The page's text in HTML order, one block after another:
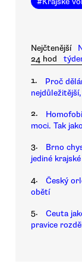
Nejčtenější
24 hod
1.
Proč
2.
moci. Tak
3.
Brno
jediné
4.
Český
obětí
5.
Ceuta
pravice